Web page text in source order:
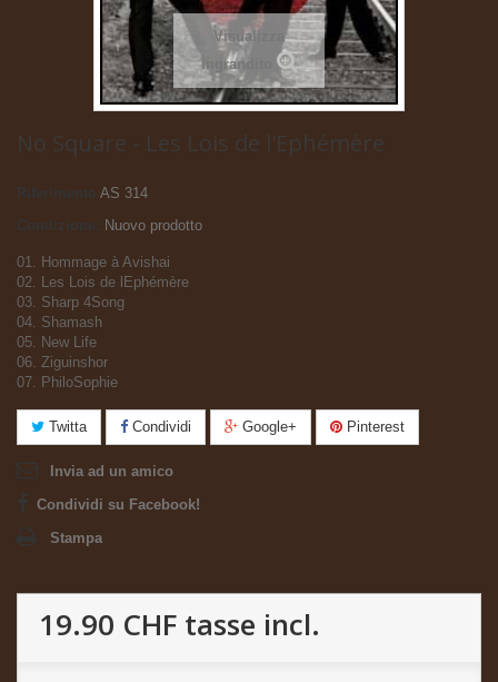
Visualizza
ingrandito
No Square - Les Lois de l'Ephémère
Riferimento
AS 314
Nuovo prodotto
01. Hommage à Avishai
02. Les Lois de lEphémère
03. Sharp 4Song
04. Shamash
05. New Life
06. Ziguinshor
07. PhiloSophie
Twitta Condividi Google+ Pinterest
Invia ad un amico
Condividi su Facebook!
Stampa
19.90 CHF tasse incl.